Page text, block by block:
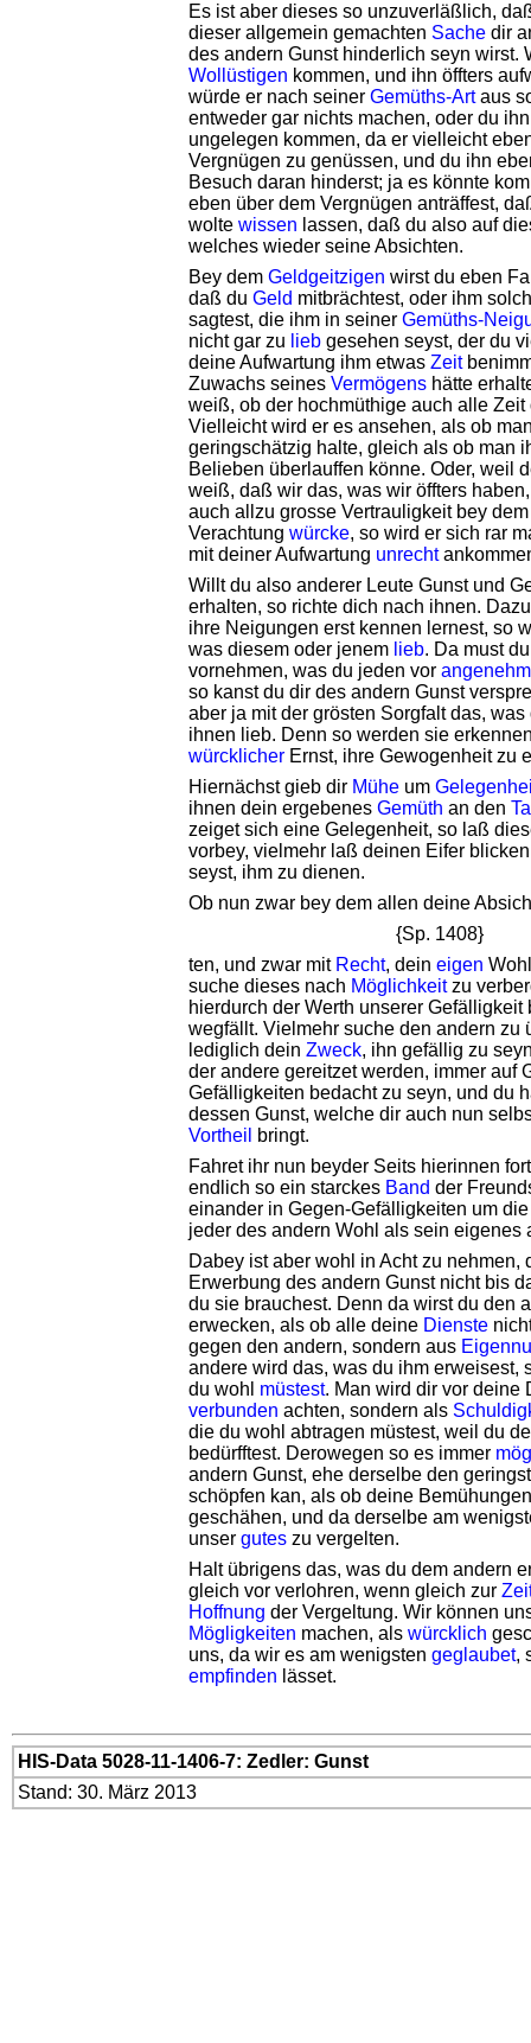
Es ist aber dieses so unzuverläßlich,
dieser allgemein gemachten Sache dir
des andern Gunst hinderlich seyn wirst.
Wollüstigen kommen, und ihn öffters
würde er nach seiner Gemüths-Artaus
entweder gar nichts machen, oder du
ungelegen kommen, da er vielleicht
Vergnügen zu genüssen, und du ihn
Besuch daran hinderst; ja es könnte
eben über dem Vergnügen anträffest,
wolte wissen lassen, daß du also auf
welches wieder seine Absichten.
Bey dem Geldgeitzigen wirst du eben
daß du Geld mitbrächtest, oder ihm
sagtest, die ihm in seiner Gemüths-
nicht gar zu lieb gesehen seyst, der du
deine Aufwartung ihm etwas Zeit
Zuwachs seines Vermögens hätte
weiß, ob der hochmüthige auch alle Zeit
Vielleicht wird er es ansehen, als ob
geringschätzig halte, gleich als ob man
Belieben überlauffen könne. Oder, weil
weiß, daß wir das, was wir öffters
auch allzu grosse Vertrauligkeit bey
Verachtung würcke, so wird er sich rar
mit deiner Aufwartung unrecht
Willt du also anderer Leute Gunst und
erhalten, so richte dich nach ihnen.
ihre Neigungen erst kennen lernest, so
was diesem oder jenem lieb. Da must
vornehmen, was du jeden vor angenehm
so kanst du dir des andern Gunst
aber ja mit der grösten Sorgfalt das,
ihnen lieb. Denn so werden sie
würcklicher Ernst, ihre Gewogenheit zu
Hiernächst gieb dir Mühe um
ihnen dein ergebenes Gemüth an den
zeiget sich eine Gelegenheit, so laß
vorbey, vielmehr laß deinen Eifer
seyst, ihm zu dienen.
Ob nun zwar bey dem allen deine
{Sp. 1408}
ten, und zwar mit Recht, dein eigen
suche dieses nach Möglichkeitzu
hierdurch der Werth unserer Gefälligkeit
wegfällt. Vielmehr suche den andern zu
lediglich dein Zweck, ihn gefällig zu
der andere gereitzet werden, immer auf
Gefälligkeiten bedacht zu seyn, und du
dessen Gunst, welche dir auch nun
Vortheil
bringt.
Fahret ihr nun beyder Seits hierinnen
endlich so ein starckes Band der
einander in Gegen-Gefälligkeiten um
jeder des andern Wohl als sein eigenes
Dabey ist aber wohl in Acht zu nehmen,
Erwerbung des andern Gunst nicht bis
du sie brauchest. Denn da wirst du den
erwecken, als ob alle deine Dienste
gegen den andern, sondern aus
andere wird das, was du ihm erweisest,
du wohl müstest. Man wird dir vor deine
verbunden achten, sondern als
die du wohl abtragen müstest, weil du
bedürfftest. Derowegen so es immer
andern Gunst, ehe derselbe den
schöpfen kan, als ob deine
geschähen, und da derselbe am
unser gutes zu vergelten.
Halt übrigens das, was du dem andern
gleich vor verlohren, wenn gleich zur
Hoffnung der Vergeltung. Wir können
Mögligkeiten machen, als würcklich
uns, da wir es am wenigsten geglaubet,
empfinden lässet.
HIS-Data 5028-11-1406-7: Zedler: Gunst
Stand: 30. März 2013